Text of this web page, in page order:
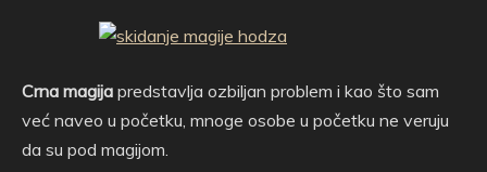
Crna magija predstavlja ozbiljan problem i kao što sam
već naveo u početku, mnoge osobe u početku ne veruju
da su pod magijom.